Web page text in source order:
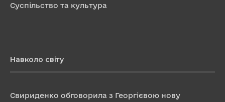
Суспільство та культура
Навколо світу
Свириденко обговорила з Георгієвою нову